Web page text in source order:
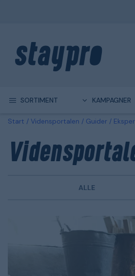
SORTIMENT KAMPAGNER
Start Vidensportalen Guider
ALLE